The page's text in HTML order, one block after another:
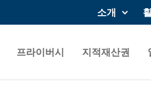
소개
프라이버시 지적재산권